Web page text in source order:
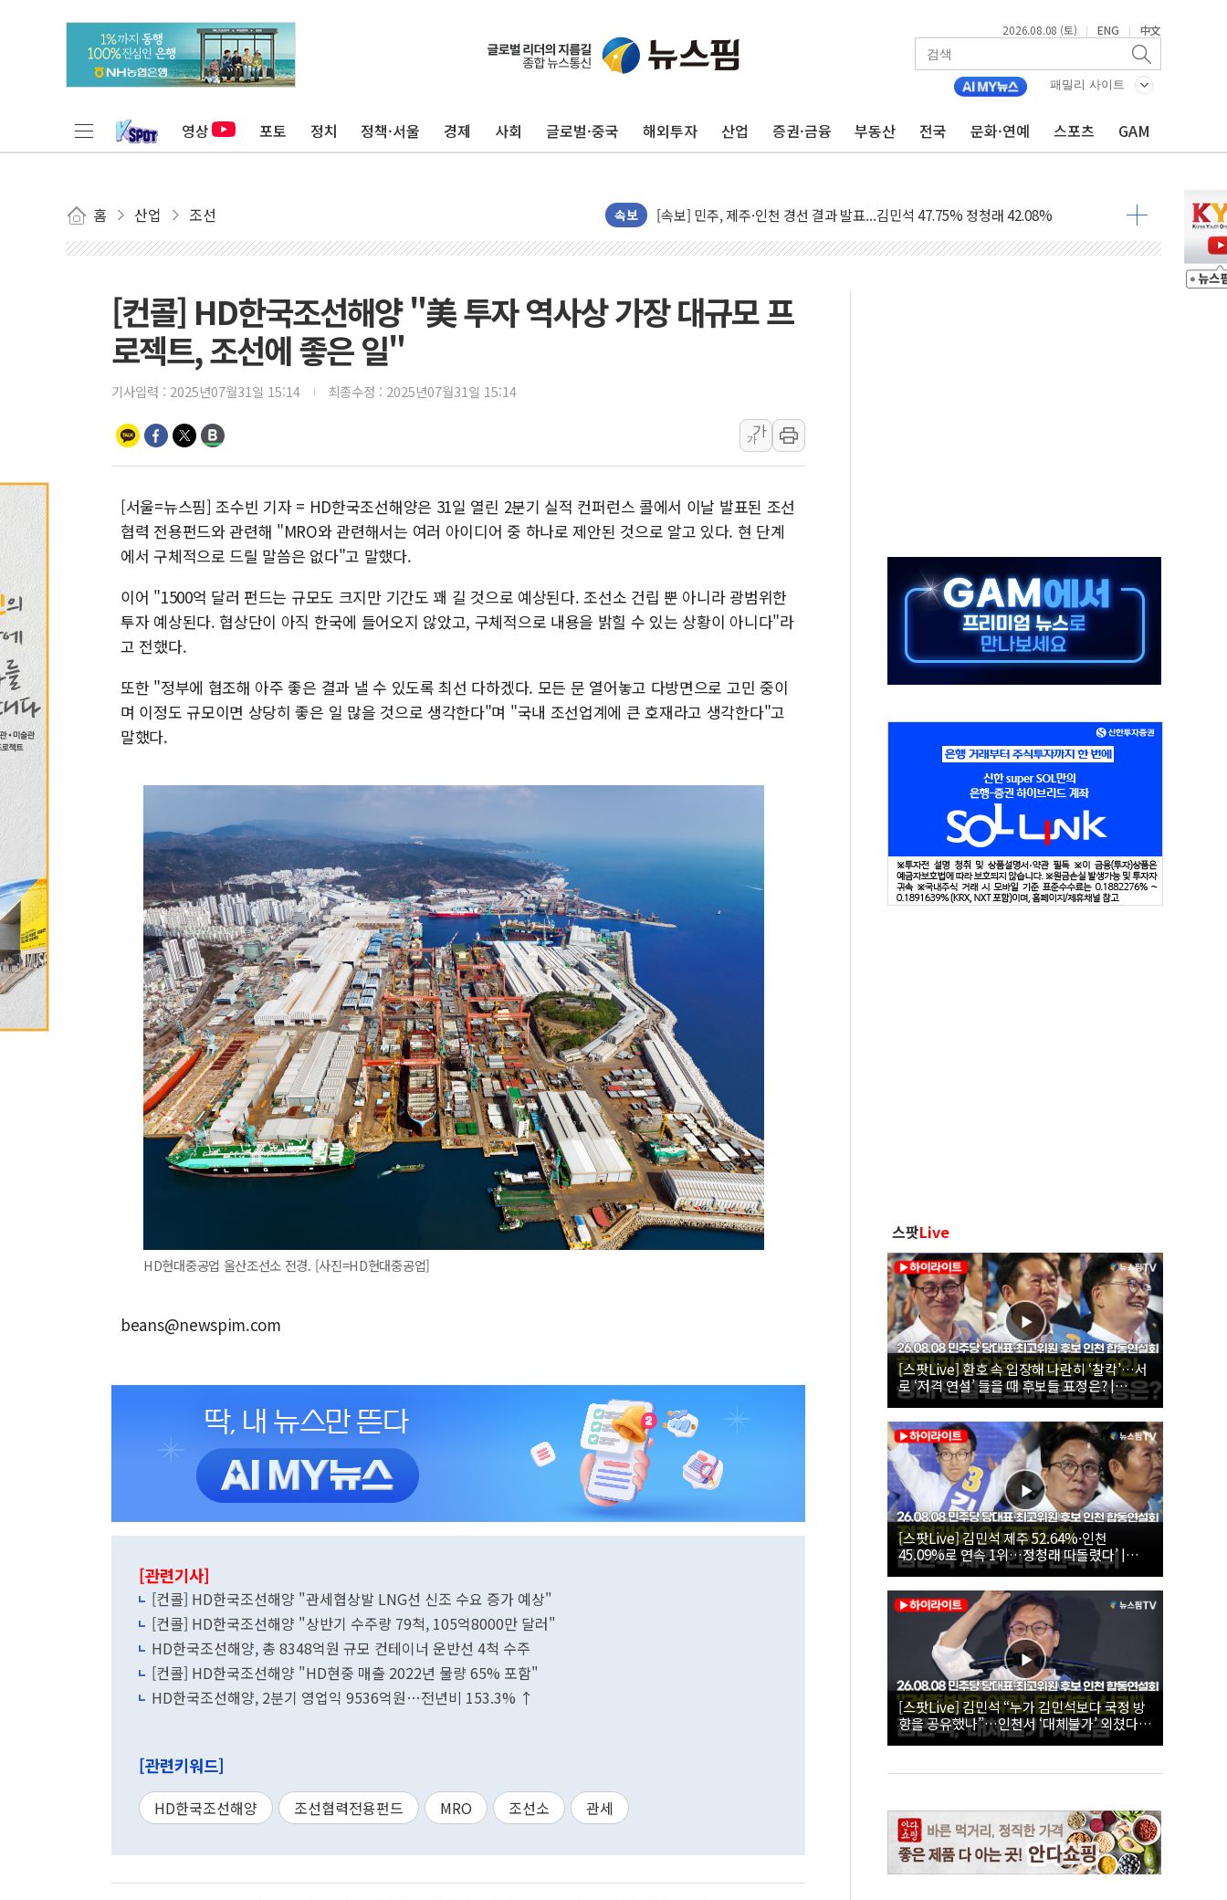
2026.08.08 (토) | ENG | 中文
패밀리 사이트
영상 포토 정치 정책·서울 경제 사회 글로벌·중국 해외투자 산업 증권·금융 부동산 전국 문화·연예 스포츠 GAM
홈 산업 조선 속보
울진·영덕 '호우특보'-포항 '산사태 주의보'...경북도, 호우 피해·통제구간 없어
[종합] 김민석, 정청래에 '0.86%p' 차 재역전 성공...金 45.42% vs 鄭 44.56%
김민석, 2주차 제주·인천 경선서 정청래에 승리...47.75% vs 42.08%
[속보] 민주, 인천 경선 결과 발표...김민석 45.09% 정청래 43.27% 송영길 11.63%
[속보] 민주, 제주 경선 결과 발표...김민석 52.64% 정청래 39.89% 송영길 7.47%
美, 이란전 출구전략 만지작…공습 한계·탄약 부족 현실화
강릉·동해·삼척 시간당 최대 50㎜ 폭우…강원 동해안 강한 비 이어져
여수 오동도 인근 해상서 모터보트 전복…1명 사망·1명 실종
추미애, '위안부' 피해자 기림의 날 참석..."국제적 시민 연대로 목소리 내야"
인천서 말다툼 중 어머니 흉기 살해 10대 아들 체포
李대통령, ISA 개편 재검토 지시…與 "적극 환영"·野 "졸속 국정"
[컨콜] HD한국조선해양 "美 투자 역사상 가장 대규모 프
로젝트, 조선에 좋은 일"
기사입력 : 2025년07월31일 15:14 최종수정 : 2025년07월31일 15:14
가
가
[서울=뉴스핌] 조수빈 기자 = HD한국조선해양은 31일 열린 2분기 실적 컨퍼런스 콜에서 이날 발표된 조선
협력 전용펀드와 관련해 "MRO와 관련해서는 여러 아이디어 중 하나로 제안된 것으로 알고 있다. 현 단계
에서 구체적으로 드릴 말씀은 없다"고 말했다.
이어 "1500억 달러 펀드는 규모도 크지만 기간도 꽤 길 것으로 예상된다. 조선소 건립 뿐 아니라 광범위한
투자 예상된다. 협상단이 아직 한국에 들어오지 않았고, 구체적으로 내용을 밝힐 수 있는 상황이 아니다"라
고 전했다.
또한 "정부에 협조해 아주 좋은 결과 낼 수 있도록 최선 다하겠다. 모든 문 열어놓고 다방면으로 고민 중이
며 이정도 규모이면 상당히 좋은 일 많을 것으로 생각한다"며 "국내 조선업계에 큰 호재라고 생각한다"고
말했다.
HD현대중공업 울산조선소 전경. [사진=HD현대중공업]
beans@newspim.com
[관련기사]
[컨콜] HD한국조선해양 "관세협상발 LNG선 신조 수요 증가 예상"
[컨콜] HD한국조선해양 "상반기 수주량 79척, 105억8000만 달러"
HD한국조선해양, 총 8348억원 규모 컨테이너 운반선 4척 수주
[컨콜] HD한국조선해양 "HD현중 매출 2022년 물량 65% 포함"
HD한국조선해양, 2분기 영업익 9536억원…전년비 153.3% ↑
[관련키워드]
HD한국조선해양 조선협력전용펀드 MRO 조선소 관세
스팟Live
[스팟Live] 환호 속 입장해 나란히 ‘찰칵’…서
로 ‘저격 연설’ 들을 때 후보들 표정은? |
26.08.08 더불어민주당 당대표·최고위원 후
보 인천 합동연설회
[스팟Live] 김민석 제주 52.64%·인천
45.09%로 연속 1위…정청래 따돌렸다’ |
26.08.08 더불어민주당 당대표·최고위원 후
보 인천 합동연설회
[스팟Live] 김민석 “누가 김민석보다 국정 방
향을 공유했나”…인천서 ‘대체불가’ 외쳤다 |
26.08.08 더불어민주당 당대표·최고위원 후